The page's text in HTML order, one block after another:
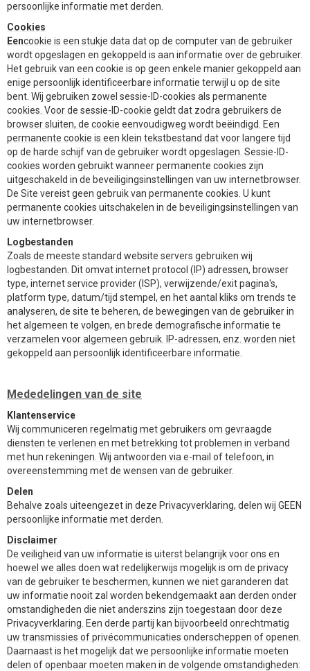
persoonlijke informatie met derden.
Cookies
Eencookie is een stukje data dat op de computer van de gebruiker
wordt opgeslagen en gekoppeld is aan informatie over de gebruiker.
Het gebruik van een cookie is op geen enkele manier gekoppeld aan
enige persoonlijk identificeerbare informatie terwijl u op de site
bent. Wij gebruiken zowel sessie-ID-cookies als permanente
cookies. Voor de sessie-ID-cookie geldt dat zodra gebruikers de
browser sluiten, de cookie eenvoudigweg wordt beëindigd. Een
permanente cookie is een klein tekstbestand dat voor langere tijd
op de harde schijf van de gebruiker wordt opgeslagen. Sessie-ID-
cookies worden gebruikt wanneer permanente cookies zijn
uitgeschakeld in de beveiligingsinstellingen van uw internetbrowser.
De Site vereist geen gebruik van permanente cookies. U kunt
permanente cookies uitschakelen in de beveiligingsinstellingen van
uw internetbrowser.
Logbestanden
Zoals de meeste standard website servers gebruiken wij
logbestanden. Dit omvat internet protocol (IP) adressen, browser
type, internet service provider (ISP), verwijzende/exit pagina's,
platform type, datum/tijd stempel, en het aantal kliks om trends te
analyseren, de site te beheren, de bewegingen van de gebruiker in
het algemeen te volgen, en brede demografische informatie te
verzamelen voor algemeen gebruik. IP-adressen, enz. worden niet
gekoppeld aan persoonlijk identificeerbare informatie.
Mededelingen van de site
Klantenservice
Wij communiceren regelmatig met gebruikers om gevraagde
diensten te verlenen en met betrekking tot problemen in verband
met hun rekeningen. Wij antwoorden via e-mail of telefoon, in
overeenstemming met de wensen van de gebruiker.
Delen
Behalve zoals uiteengezet in deze Privacyverklaring, delen wij GEEN
persoonlijke informatie met derden.
Disclaimer
De veiligheid van uw informatie is uiterst belangrijk voor ons en
hoewel we alles doen wat redelijkerwijs mogelijk is om de privacy
van de gebruiker te beschermen, kunnen we niet garanderen dat
uw informatie nooit zal worden bekendgemaakt aan derden onder
omstandigheden die niet anderszins zijn toegestaan door deze
Privacyverklaring. Een derde partij kan bijvoorbeeld onrechtmatig
uw transmissies of privécommunicaties onderscheppen of openen.
Daarnaast is het mogelijk dat we persoonlijke informatie moeten
delen of openbaar moeten maken in de volgende omstandigheden: